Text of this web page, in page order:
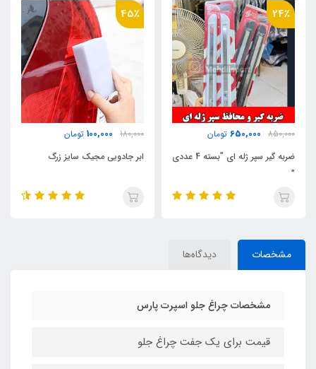
45٪
180,000
100,000 تومان
ابر جادویی مجیک سایز زرگ
60٪
250,000
100,000 تومان
انتن سقف اسپرت بلند سانتافه ای
مشخصات دیدگاه‌ها
مشخصات چراغ جلو اسپرت پارس
قیمت برای یک جفت چراغ جلو